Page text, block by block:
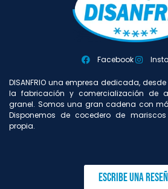
Facebook
DISANFRIO una empresa dedicada,
la fabricación y comercialización de
granel. Somos una gran cadena con
Disponemos de cocedero de
propia.
Escribe una